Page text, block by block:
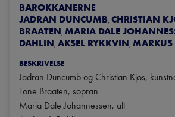
BAROKKANERNE
JADRAN DUNCUMB CHRISTIAN
BRAATEN MARIA DALE
DAHLIN AKSEL RYKKVIN MARKUS
BESKRIVELSE
Jadran Duncumb og Christian Kjos,
Tone Braaten, sopran
Maria Dale Johannessen, alt